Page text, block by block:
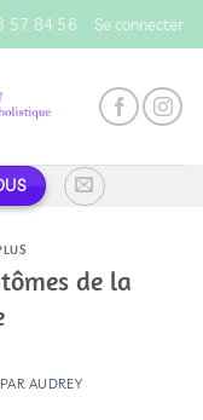
57 84 56 Se connecter
de la
PAR AUDREY